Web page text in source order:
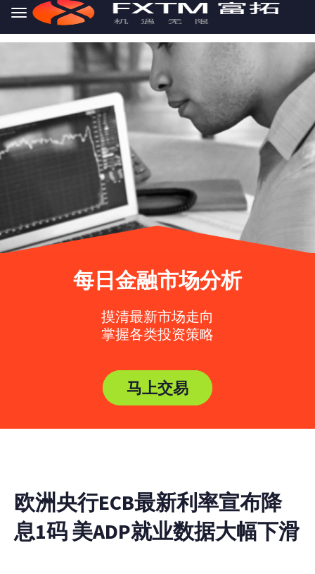
Skip to main content
每日金融市场分析
摸清最新市场走向
掌握各类投资策略
马上交易
欧洲央行ECB最新利率宣布降
息1码 美ADP就业数据大幅下滑